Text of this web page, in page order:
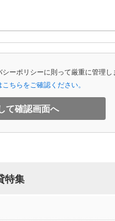
ーポリシーに則って厳重に管理し
ちらをご確認ください。
て確認画面へ
特集